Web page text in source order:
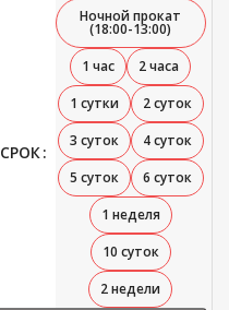
СРОК
Ночной прокат
(18:00-13:00)
1 час
2 часа
1 сутки
2 суток
3 суток
4 суток
5 суток
6 суток
1 неделя
10 суток
2 недели